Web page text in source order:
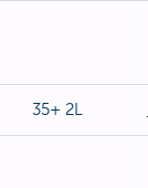
35+ 2L